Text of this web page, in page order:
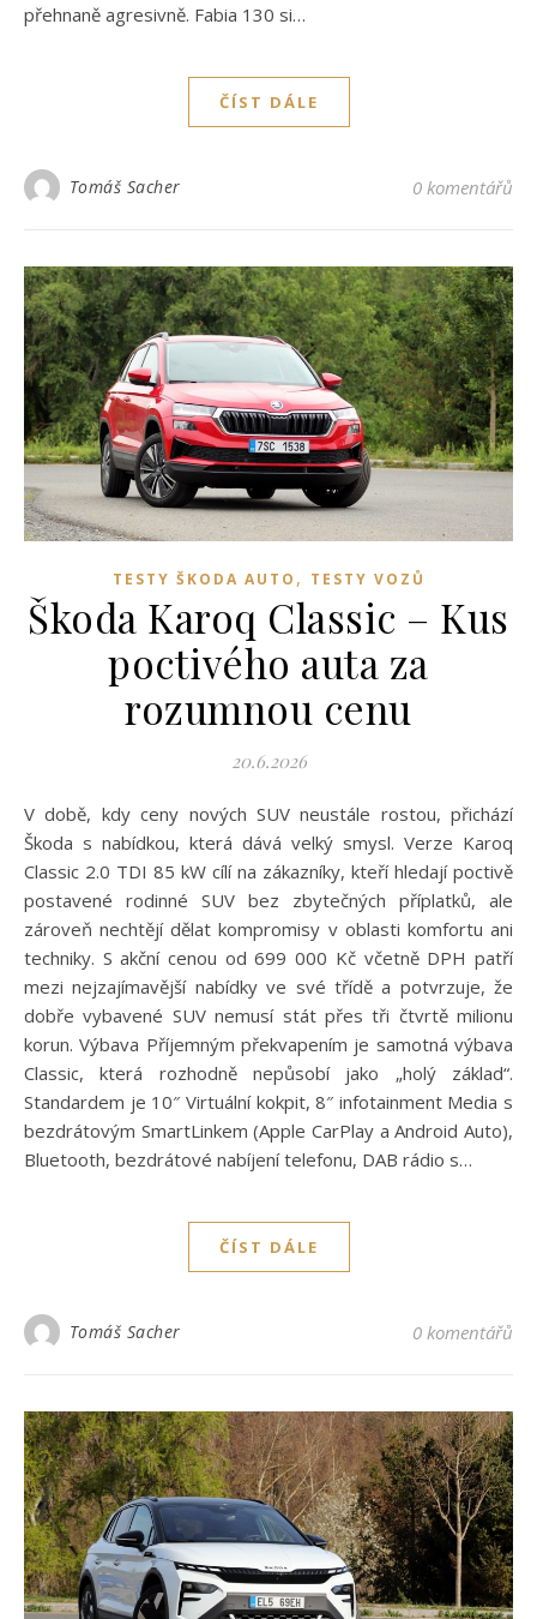
přehnaně agresivně. Fabia 130 si…
ČÍST DÁLE
Tomáš Sacher 0 komentářů
TESTY ŠKODA AUTO , TESTY VOZŮ
Škoda Karoq Classic – Kus
poctivého auta za
rozumnou cenu
20.6.2026
V době, kdy ceny nových SUV neustále rostou, přichází
Škoda s nabídkou, která dává velký smysl. Verze Karoq
Classic 2.0 TDI 85 kW cílí na zákazníky, kteří hledají poctivě
postavené rodinné SUV bez zbytečných příplatků, ale
zároveň nechtějí dělat kompromisy v oblasti komfortu ani
techniky. S akční cenou od 699 000 Kč včetně DPH patří
mezi nejzajímavější nabídky ve své třídě a potvrzuje, že
dobře vybavené SUV nemusí stát přes tři čtvrtě milionu
korun. Výbava Příjemným překvapením je samotná výbava
Classic, která rozhodně nepůsobí jako „holý základ“.
Standardem je 10″ Virtuální kokpit, 8″ infotainment Media s
bezdrátovým SmartLinkem (Apple CarPlay a Android Auto),
Bluetooth, bezdrátové nabíjení telefonu, DAB rádio s…
ČÍST DÁLE
Tomáš Sacher 0 komentářů